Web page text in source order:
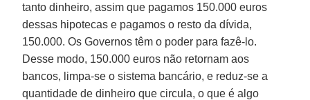
tanto dinheiro, assim que pagamos 150.000 euros
dessas hipotecas e pagamos o resto da dívida,
150.000. Os Governos têm o poder para fazê-lo.
Desse modo, 150.000 euros não retornam aos
bancos, limpa-se o sistema bancário, e reduz-se a
quantidade de dinheiro que circula, o que é algo